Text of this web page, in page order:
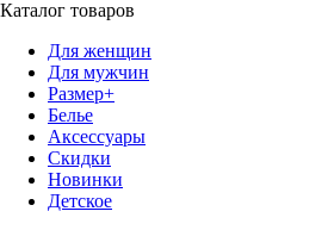
Каталог товаров
Для женщин
Для мужчин
Размер+
Белье
Аксессуары
Скидки
Новинки
Детское